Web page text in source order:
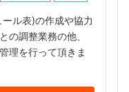
ル表)の作成や協力
の調整業務の他、
理を行って頂きま